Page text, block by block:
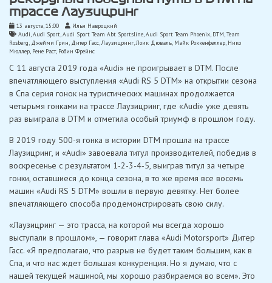
трассе Лаузицринг
13 августа, 15:00
Илья Навроцкий
Audi,Audi Sport,Audi Sport Team Abt Sportsline,Audi Sport Team Phoenix, DTM,Team
Rosberg, Джейми Грин, Дитер Гасс,Лаузицринг,Лоик Дюваль, Майк Роккенфеллер, Нико
Мюллер, Рене Раст, Робин Фрейнс
С 11 августа 2019 года «Audi» не проигрывает в DTM. После
впечатляющего выступления «Audi RS 5 DTM» на открытии сезона
в Спа серия гонок на туристических машинах продолжается
четырьмя гонками на трассе Лаузицринг, где «Audi» уже девять
раз выиграла в DTM и отметила особый триумф в прошлом году.
В 2019 году 500-я гонка в истории DTM прошла на трассе
Лаузицринг, и «Audi» завоевала титул производителей, победив в
воскресенье с результатом 1-2-3-4-5, выиграв титул за четыре
гонки, оставшиеся до конца сезона, в то же время все восемь
машин «Audi RS 5 DTM» вошли в первую девятку. Нет более
впечатляющего способа продемонстрировать свою силу.
«Лаузицринг — это трасса, на которой мы всегда хорошо
выступали в прошлом», — говорит глава «Audi Motorsport» Дитер
Гасс. «Я предполагаю, что разрыв не будет таким большим, как в
Спа, и что нас ждет большая конкуренция. Но я думаю, что с
нашей текущей машиной, мы хорошо разбираемся во всем». Это